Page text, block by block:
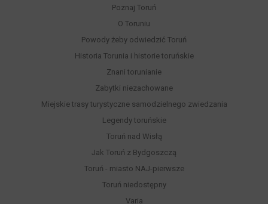
Poznaj Toruń
O Toruniu
Powody żeby odwiedzić Toruń
Historia Torunia i historie toruńskie
Znani torunianie
Zabytki niezachowane
Miejskie trasy turystyczne samodzielnego zwiedzania
Legendy toruńskie
Toruń nad Wisłą
Jak Toruń z Bydgoszczą
Toruń - miasto NAJ-pierwsze
Toruń niedostępny
Varia